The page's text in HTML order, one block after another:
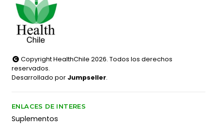
Copyright HealthChile 2026. Todos los derechos
reservados.
Desarrollado por Jumpseller.
ENLACES DE INTERES
Suplementos